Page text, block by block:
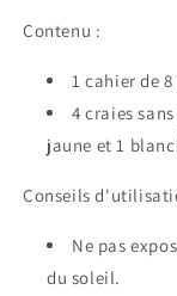
Contenu :
1 cahier de
4 craies
jaune et 1
Conseils
Ne pas
du soleil.